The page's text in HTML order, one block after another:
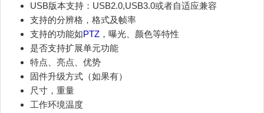
USB版本支持：USB2.0,USB3.0或者自适应兼容
支持的分辨格，格式及帧率
支持的功能如PTZ ，曝光、颜色等特性
是否支持扩展单元功能
特点、亮点、优势
固件升级方式（如果有）
尺寸，重量
工作环境温度